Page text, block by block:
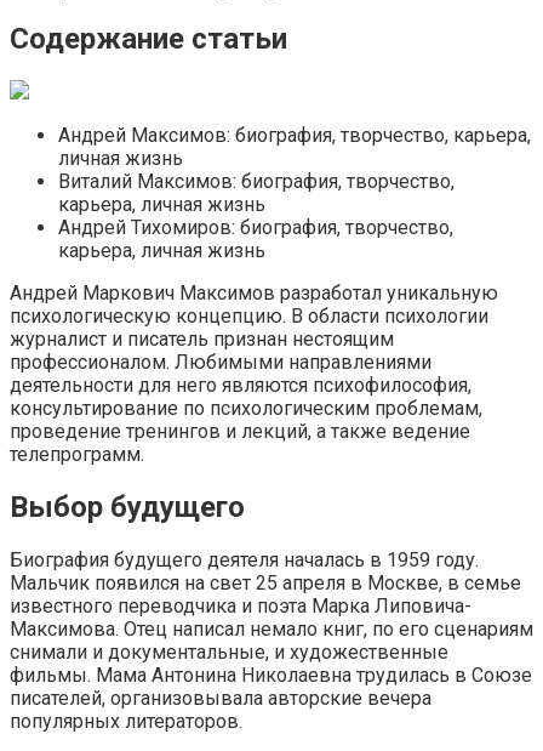
Содержание статьи
Андрей Максимов: биография, творчество, карьера,
личная жизнь
Виталий Максимов: биография, творчество,
карьера, личная жизнь
Андрей Тихомиров: биография, творчество,
карьера, личная жизнь
Андрей Маркович Максимов разработал уникальную
психологическую концепцию. В области психологии
журналист и писатель признан нестоящим
профессионалом. Любимыми направлениями
деятельности для него являются психофилософия,
консультирование по психологическим проблемам,
проведение тренингов и лекций, а также ведение
телепрограмм.
Выбор будущего
Биография будущего деятеля началась в 1959 году.
Мальчик появился на свет 25 апреля в Москве, в семье
известного переводчика и поэта Марка Липовича-
Максимова. Отец написал немало книг, по его сценариям
снимали и документальные, и художественные
фильмы. Мама Антонина Николаевна трудилась в Союзе
писателей, организовывала авторские вечера
популярных литераторов.